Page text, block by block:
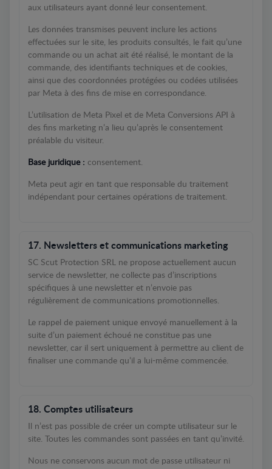
aux utilisateurs ayant donné leur consentement.
Les données transmises peuvent inclure les actions
effectuées sur le site, les produits consultés, le fait qu’une
commande ou un achat ait été réalisé, le montant de la
commande, des identifiants techniques et de cookies,
ainsi que des coordonnées protégées ou codées utilisées
par Meta à des fins de mise en correspondance.
L’utilisation de Meta Pixel et de Meta Conversions API à
des fins marketing n’a lieu qu’après le consentement
préalable du visiteur.
Base juridique : consentement.
Meta peut agir en tant que responsable du traitement
indépendant pour certaines opérations de traitement.
17. Newsletters et communications marketing
SC Scut Protection SRL ne propose actuellement aucun
service de newsletter, ne collecte pas d’inscriptions
spécifiques à une newsletter et n’envoie pas
régulièrement de communications promotionnelles.
Le rappel de paiement unique envoyé manuellement à la
suite d’un paiement échoué ne constitue pas une
newsletter, car il sert uniquement à permettre au client de
finaliser une commande qu’il a lui-même commencée.
18. Comptes utilisateurs
Il n’est pas possible de créer un compte utilisateur sur le
site. Toutes les commandes sont passées en tant qu’invité.
Nous ne conservons aucun mot de passe utilisateur ni